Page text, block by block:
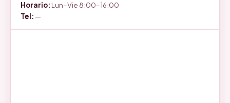
Horario: Lun–Vie 8:00–16:00
Tel: —